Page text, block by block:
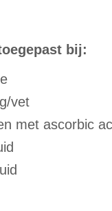
bij:
vet
met ascorbic